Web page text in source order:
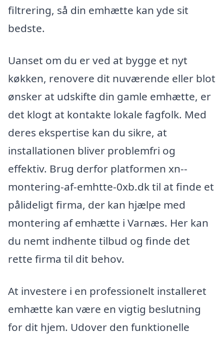
filtrering, så din emhætte kan yde sit
bedste.
Uanset om du er ved at bygge et nyt
køkken, renovere dit nuværende eller blot
ønsker at udskifte din gamle emhætte, er
det klogt at kontakte lokale fagfolk. Med
deres ekspertise kan du sikre, at
installationen bliver problemfri og
effektiv. Brug derfor platformen xn--
montering-af-emhtte-0xb.dk til at finde et
pålideligt firma, der kan hjælpe med
montering af emhætte i Varnæs. Her kan
du nemt indhente tilbud og finde det
rette firma til dit behov.
At investere i en professionelt installeret
emhætte kan være en vigtig beslutning
for dit hjem. Udover den funktionelle